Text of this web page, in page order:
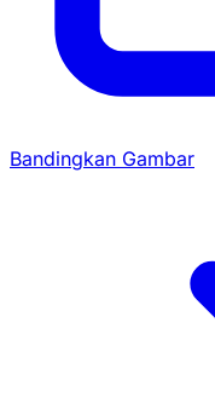
Bandingkan Gambar